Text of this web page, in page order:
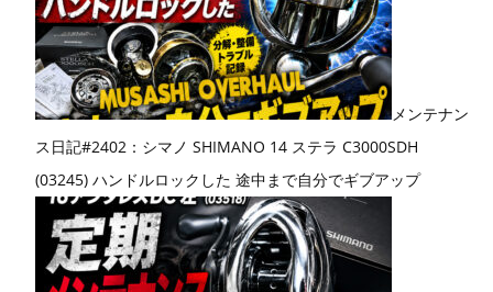
メンテナン
ス日記#2402：シマノ SHIMANO 14 ステラ C3000SDH
(03245) ハンドルロックした 途中まで自分でギブアップ